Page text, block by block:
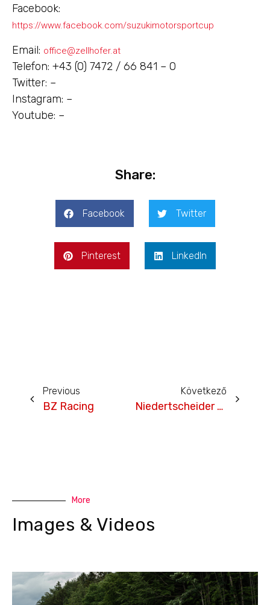
Facebook:
https://www.facebook.com/suzukimotorsportcup
Email: office@zellhofer.at
Telefon: +43 (0) 7472 / 66 841 – 0
Twitter: –
Instagram: –
Youtube: –
Share:
Facebook Twitter
Pinterest LinkedIn
Previous
BZ Racing
Következő
Niedertscheider Motorsport
More
Images & Videos